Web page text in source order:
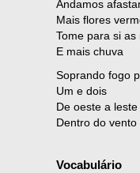
Andamos
Mais flores
Tome para si
E mais chuva
Soprando fogo
Um e dois
De oeste a leste
Dentro do vento
Vocabulário